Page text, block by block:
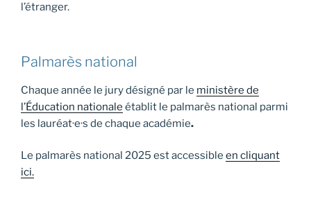
l’étranger.
Palmarès national
Chaque année le jury désigné par le ministère de
l’Éducation nationale établit le palmarès national parmi
les lauréat·e·s de chaque académie.
Le palmarès national 2025 est accessible en cliquant
ici.